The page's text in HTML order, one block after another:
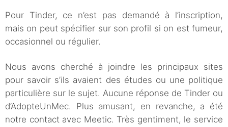
Pour Tinder, ce n’est pas demandé à l’inscription,
mais on peut spécifier sur son profil si on est fumeur,
occasionnel ou régulier.
Nous avons cherché à joindre les principaux sites
pour savoir s’ils avaient des études ou une politique
particulière sur le sujet. Aucune réponse de Tinder ou
d’AdopteUnMec. Plus amusant, en revanche, a été
notre contact avec Meetic. Très gentiment, le service